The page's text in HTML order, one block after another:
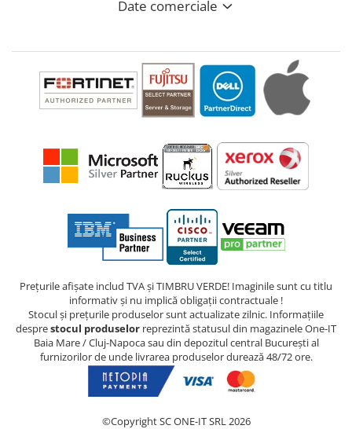
Date comerciale
Prețurile afișate includ TVA și TIMBRU VERDE! Imaginile sunt cu titlu
informativ și nu implică obligații contractuale !
Stocul și prețurile produselor sunt actualizate zilnic. Informațiile
desprestocul produselor reprezintă statusul din magazinele One-IT
Baia Mare / Cluj-Napoca sau din depozitul central București al
furnizorilor de unde livrarea produselor durează 48/72 ore.
©Copyright SC ONE-IT SRL 2026